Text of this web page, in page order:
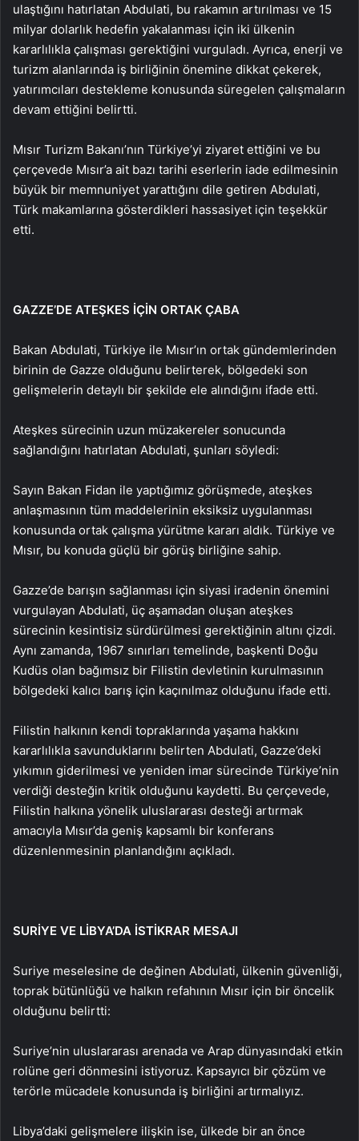
ulaştığını hatırlatan Abdulati, bu rakamın artırılması ve 15
milyar dolarlık hedefin yakalanması için iki ülkenin
kararlılıkla çalışması gerektiğini vurguladı. Ayrıca, enerji ve
turizm alanlarında iş birliğinin önemine dikkat çekerek,
yatırımcıları destekleme konusunda süregelen çalışmaların
devam ettiğini belirtti.
Mısır Turizm Bakanı’nın Türkiye’yi ziyaret ettiğini ve bu
çerçevede Mısır’a ait bazı tarihi eserlerin iade edilmesinin
büyük bir memnuniyet yarattığını dile getiren Abdulati,
Türk makamlarına gösterdikleri hassasiyet için teşekkür
etti.
GAZZE’DE ATEŞKES İÇİN ORTAK ÇABA
Bakan Abdulati, Türkiye ile Mısır’ın ortak gündemlerinden
birinin de Gazze olduğunu belirterek, bölgedeki son
gelişmelerin detaylı bir şekilde ele alındığını ifade etti.
Ateşkes sürecinin uzun müzakereler sonucunda
sağlandığını hatırlatan Abdulati, şunları söyledi:
Sayın Bakan Fidan ile yaptığımız görüşmede, ateşkes
anlaşmasının tüm maddelerinin eksiksiz uygulanması
konusunda ortak çalışma yürütme kararı aldık. Türkiye ve
Mısır, bu konuda güçlü bir görüş birliğine sahip.
Gazze’de barışın sağlanması için siyasi iradenin önemini
vurgulayan Abdulati, üç aşamadan oluşan ateşkes
sürecinin kesintisiz sürdürülmesi gerektiğinin altını çizdi.
Aynı zamanda, 1967 sınırları temelinde, başkenti Doğu
Kudüs olan bağımsız bir Filistin devletinin kurulmasının
bölgedeki kalıcı barış için kaçınılmaz olduğunu ifade etti.
Filistin halkının kendi topraklarında yaşama hakkını
kararlılıkla savunduklarını belirten Abdulati, Gazze’deki
yıkımın giderilmesi ve yeniden imar sürecinde Türkiye’nin
verdiği desteğin kritik olduğunu kaydetti. Bu çerçevede,
Filistin halkına yönelik uluslararası desteği artırmak
amacıyla Mısır’da geniş kapsamlı bir konferans
düzenlenmesinin planlandığını açıkladı.
SURİYE VE LİBYA’DA İSTİKRAR MESAJI
Suriye meselesine de değinen Abdulati, ülkenin güvenliği,
toprak bütünlüğü ve halkın refahının Mısır için bir öncelik
olduğunu belirtti:
Suriye’nin uluslararası arenada ve Arap dünyasındaki etkin
rolüne geri dönmesini istiyoruz. Kapsayıcı bir çözüm ve
terörle mücadele konusunda iş birliğini artırmalıyız.
Libya’daki gelişmelere ilişkin ise, ülkede bir an önce